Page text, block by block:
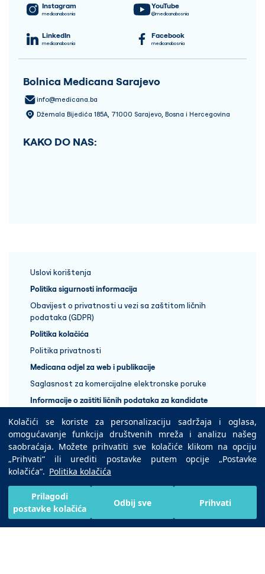
Kolačići se koriste za personalizaciju sadržaja i oglasa,
omogućavanje funkcija društvenih mreža i analizu našeg
saobraćaja. Možete prihvatiti sve kolačiće klikom na opciju
„Prihvati“ ili urediti postavke putem opcije „Postavke
kolačića“. Politika kolačića
Prilagodi
postavke kolačića
Odbij sve Prihvati
Instagram
medicanabosnia
YouTube
@medicanabosnia
LinkedIn
medicanabosnia
Facebook
medicanabosnia
Bolnica Medicana Sarajevo
info@medicana.ba
Džemala Bijedića 185A, 71000 Sarajevo, Bosna i Hercegovina
KAKO DO NAS:
Uslovi korištenja
Politika sigurnosti informacija
Obavijest o privatnosti u vezi sa zaštitom ličnih
podataka (GDPR)
Politika kolačića
Politika privatnosti
Medicana odjel za web i publikacije
Saglasnost za komercijalne elektronske poruke
Informacije o zaštiti ličnih podataka za kandidate
+387 33 848 888
Copyright © 2025 Medicana Health Group
Preuzmite na